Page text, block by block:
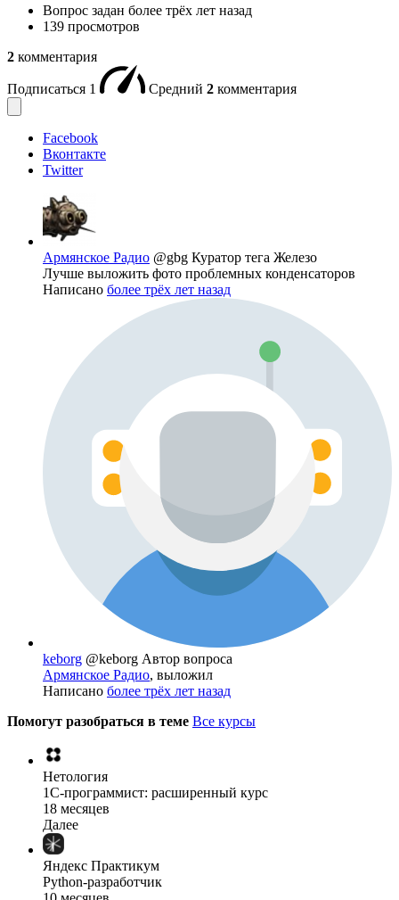
Вопрос задан более трёх лет назад
139 просмотров
2 комментария
Подписаться 1 Средний 2 комментария
Facebook
Вконтакте
Twitter
Армянское Радио @gbg Куратор тега Железо
Лучше выложить фото проблемных конденсаторов
Написано более трёх лет назад
keborg @keborg Автор вопроса
Армянское Радио, выложил
Написано более трёх лет назад
Помогут разобраться в теме Все курсы
Нетология
1C-программист: расширенный курс
18 месяцев
Далее
Яндекс Практикум
Python-разработчик